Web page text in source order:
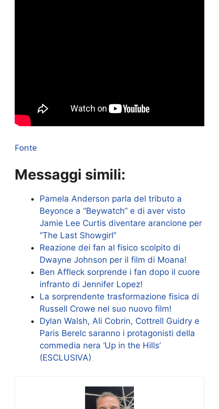
Fonte
Messaggi simili:
Pamela Anderson parla del tributo a
Beyonce a “Beywatch” e di aver visto
Jamie Lee Curtis diventare arancione per
“The Last Showgirl”
Reazione dei fan al fisico scolpito di
Dwayne Johnson per il film di Moana!
Ben Affleck sorprende i fan dopo il cuore
infranto di Jennifer Lopez!
La sorprendente trasformazione fisica di
Russell Crowe nel suo nuovo film!
Dylan Walsh, Ali Cobrin, Cottrell Guidry e
Paris Berelc saranno i protagonisti della
commedia nera ‘Up in the Hills’
(ESCLUSIVA)